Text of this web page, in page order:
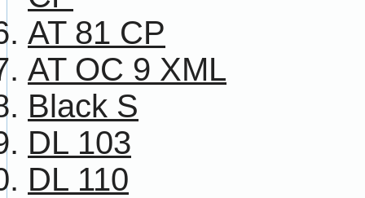
AT 81 CP
AT OC 9 XML
Black S
DL 103
DL 110